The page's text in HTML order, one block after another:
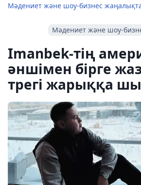
Мәдениет және шоу-бизнес
Мәдениет және шоу-
Imanbek-тің
әншімен бірге
трегі жарыққа